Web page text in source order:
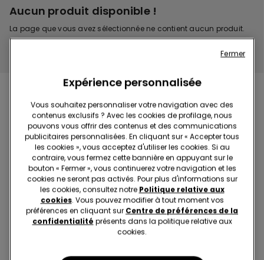
Aucun produit disponible !
La page que vous avez sélectionnée ne contient aucun produit.
Collection Rainbow High
Abonnez-vous à la newsletter : -10% sur votre
Expérience personnalisée
Vous souhaitez personnaliser votre navigation avec des
contenus exclusifs ? Avec les cookies de profilage, nous
pouvons vous offrir des contenus et des communications
publicitaires personnalisées. En cliquant sur « Accepter tous
les cookies », vous acceptez d'utiliser les cookies. Si au
contraire, vous fermez cette bannière en appuyant sur le
bouton « Fermer », vous continuerez votre navigation et les
cookies ne seront pas activés. Pour plus d'informations sur
les cookies, consultez notre Politique relative aux
cookies. Vous pouvez modifier à tout moment vos
préférences en cliquant sur Centre de préférences de la
confidentialité présents dans la politique relative aux
cookies.
Fermer